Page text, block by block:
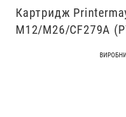
Картридж
M12/M26/CF279A